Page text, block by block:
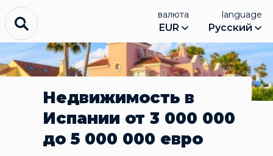
валюта
EUR
language
Русский
Недвижимость в
Испании от 3 000 000
до 5 000 000 евро